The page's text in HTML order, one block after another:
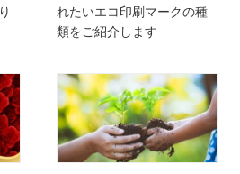
れたいエコ印刷マークの種
類をご紹介します